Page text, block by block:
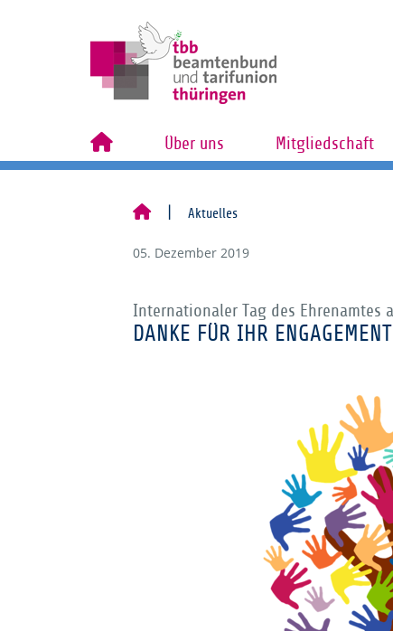
Über uns Mitgliedschaft
Aktuelles
05. Dezember 2019
Internationaler Tag des Ehrenamtes
DANKE FÜR IHR ENGAGEMENT